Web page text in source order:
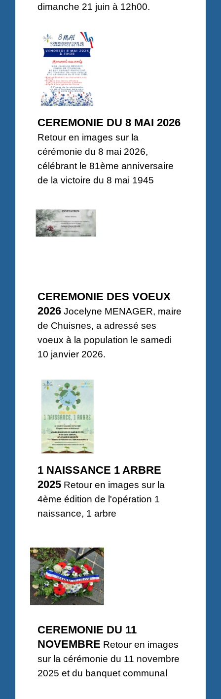
dimanche 21 juin à 12h00.
CEREMONIE DU 8 MAI 2026
Retour en images sur la
cérémonie du 8 mai 2026,
célébrant le 81ème anniversaire
de la victoire du 8 mai 1945
CEREMONIE DES VOEUX
2026 Jocelyne MENAGER, maire
de Chuisnes, a adressé ses
voeux à la population le samedi
10 janvier 2026.
1 NAISSANCE 1 ARBRE
2025 Retour en images sur la
4ème édition de l'opération 1
naissance, 1 arbre
CEREMONIE DU 11
NOVEMBRE Retour en images
sur la cérémonie du 11 novembre
2025 et du banquet communal